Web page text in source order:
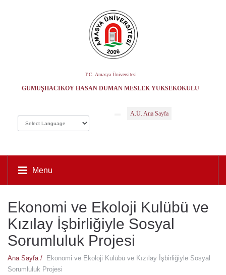
T.C. Amasya Üniversitesi
GÜMÜŞHACIKÖY HASAN DUMAN MESLEK YÜKSEKOKULU
A.Ü. Ana Sayfa
Menu
Ekonomi ve Ekoloji Kulübü ve
Kızılay İşbirliğiyle Sosyal
Sorumluluk Projesi
Ana Sayfa /
Ekonomi ve Ekoloji Kulübü ve Kızılay İşbirliğiyle Sosyal
Sorumluluk Projesi